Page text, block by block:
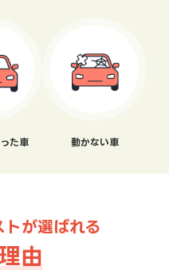
た車 動かない車
トが選ばれる
由